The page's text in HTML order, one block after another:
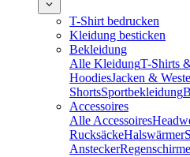
T-Shirt bedrucken
Kleidung besticken
Bekleidung
Alle KleidungT-Shirts
HoodiesJacken &
ShortsSportbekleidung
Accessoires
Alle Accessoires
RucksäckeHalswärmer
AnsteckerRegenschirme